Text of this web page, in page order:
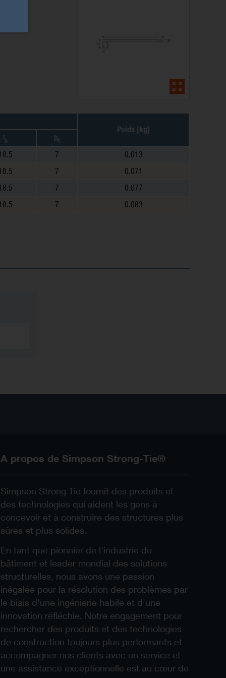
Poids [kg]
l
h h t
7
0.013
7
0.071
7
0.077
7 0.083
A propos de Simpson Strong-Tie®
Simpson Strong Tie fournit des produits et
des technologies qui aident les gens à
concevoir et à construire des structures plus
sûres et plus solides.
En tant que pionnier de l'industrie du
bâtiment et leader mondial des solutions
structurelles, nous avons une passion
inégalée pour la résolution des problèmes par
le biais d'une ingénierie habile et d'une
innovation réfléchie. Notre engagement pour
rechercher des produits et des technologies
de construction toujours plus performants et
accompagner nos clients avec un service et
une assistance exceptionnelle est au cœur de